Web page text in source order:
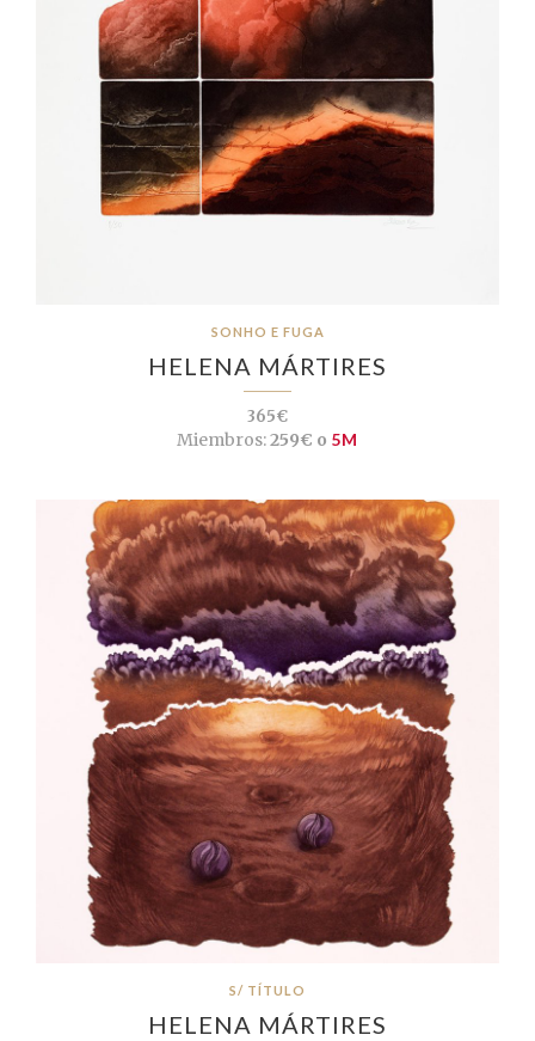
SONHO E FUGA
HELENA MÁRTIRES
365€
Miembros:259€ o 5M
S/ TÍTULO
HELENA MÁRTIRES